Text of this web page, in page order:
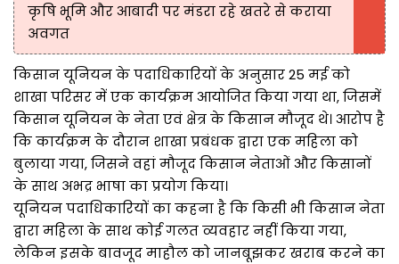
कृषि भूमि और आबादी पर मंडरा रहे खतरे से कराया
अवगत
किसान यूनियन के पदाधिकारियों के अनुसार 25 मई को
शाखा परिसर में एक कार्यक्रम आयोजित किया गया था, जिसमें
किसान यूनियन के नेता एवं क्षेत्र के किसान मौजूद थे। आरोप है
कि कार्यक्रम के दौरान शाखा प्रबंधक द्वारा एक महिला को
बुलाया गया, जिसने वहां मौजूद किसान नेताओं और किसानों
के साथ अभद्र भाषा का प्रयोग किया।
यूनियन पदाधिकारियों का कहना है कि किसी भी किसान नेता
द्वारा महिला के साथ कोई गलत व्यवहार नहीं किया गया,
लेकिन इसके बावजूद माहौल को जानबूझकर खराब करने का